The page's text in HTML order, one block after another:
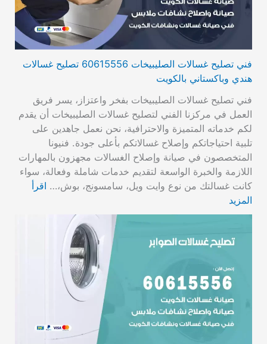
فني تصليح غسالات الصليبيخات 60615556 تصليح غسالات
هندي وباكستاني بالكويت
فني تصليح غسالات الصليبيخات بفخر واعتزاز، يسر فريق
العمل في مركزنا الفني لتصليح غسالات الصليبيخات أن يقدم
لكم خدماته المتميزة والاحترافية، نحن نعمل جاهدين على
تلبية احتياجاتكم وإصلاح غسالاتكم بأعلى جودة. فنيونا
المتخصصون في صيانة وإصلاح الغسالات مجهزون بالمهارات
اللازمة والخبرة الواسعة لتقديم خدمات شاملة وفعالة، سواء
كانت غسالتك من نوع وايت ويل، سامسونج، بوش،… اقرأ
المزيد